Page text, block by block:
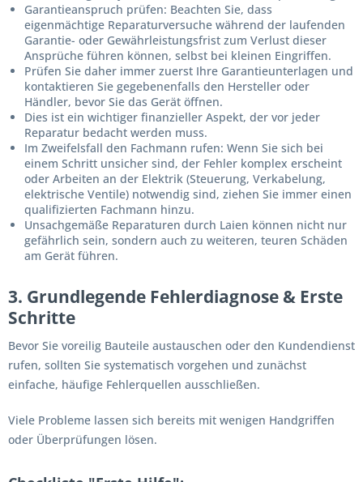
Garantieanspruch prüfen: Beachten Sie, dass
eigenmächtige Reparaturversuche während der laufenden
Garantie- oder Gewährleistungsfrist zum Verlust dieser
Ansprüche führen können, selbst bei kleinen Eingriffen.
Prüfen Sie daher immer zuerst Ihre Garantieunterlagen und
kontaktieren Sie gegebenenfalls den Hersteller oder
Händler, bevor Sie das Gerät öffnen.
Dies ist ein wichtiger finanzieller Aspekt, der vor jeder
Reparatur bedacht werden muss.
Im Zweifelsfall den Fachmann rufen: Wenn Sie sich bei
einem Schritt unsicher sind, der Fehler komplex erscheint
oder Arbeiten an der Elektrik (Steuerung, Verkabelung,
elektrische Ventile) notwendig sind, ziehen Sie immer einen
qualifizierten Fachmann hinzu.
Unsachgemäße Reparaturen durch Laien können nicht nur
gefährlich sein, sondern auch zu weiteren, teuren Schäden
am Gerät führen.
3. Grundlegende Fehlerdiagnose & Erste
Schritte
Bevor Sie voreilig Bauteile austauschen oder den Kundendienst
rufen, sollten Sie systematisch vorgehen und zunächst
einfache, häufige Fehlerquellen ausschließen.
Viele Probleme lassen sich bereits mit wenigen Handgriffen
oder Überprüfungen lösen.